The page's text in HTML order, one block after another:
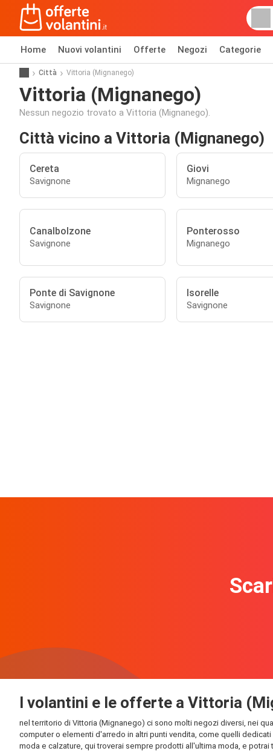
Home Nuovi volantini Offerte Negozi Categorie
Città Vittoria (Mignanego)
Vittoria (Mignanego)
Nessun negozio trovato a Vittoria (Mignanego).
Città vicino a Vittoria (Mignanego)
Cereta
Savignone
Giovi
Mignanego
Canalbolzone
Savignone
Ponterosso
Mignanego
Ponte di Savignone
Savignone
Isorelle
Savignone
I volantini e le offerte a Vittoria
nel territorio di Vittoria (Mignanego) ci sono molti negozi diversi, nei
computer o elementi d'arredo in altri punti vendita, come quelli
moda e calzature, qui troverai sempre prodotti all'ultima moda, e